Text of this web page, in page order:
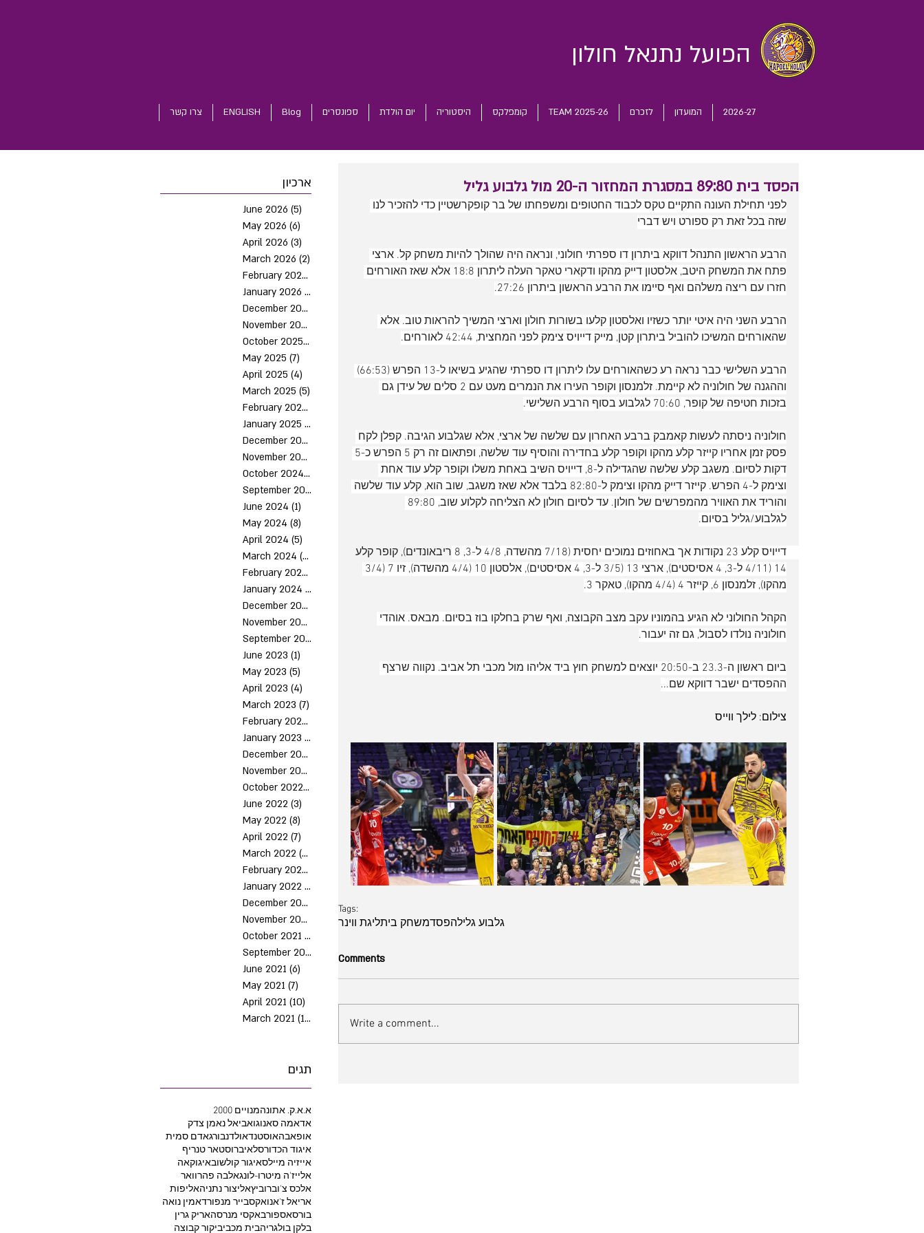
הפועל נתנאל חולון
2026-27 המועדון לזכרם TEAM 2025-26 קומפלקס היסטוריה יום הולדת ספונסרים Blog
ENGLISH צרו קשר
ארכיון
June 2026 (5)
May 2026 (6)
April 2026 (3)
March 2026 (2)
February 2026
January 2026 (5)
December 2025
November 2025
October 2025(6)
May 2025 (7)
April 2025 (4)
March 2025 (5)
February 2025
January 2025 (7)
December 2024
7 posts
November 2024
5 posts
October 2024(6)
September 2024
5 posts
June 2024 (1)
May 2024 (8)
April 2024 (5)
March 2024 (10)
February 2024
January 2024 (9)
December 2023
November 2023
September 2023
June 2023 (1)
May 2023 (5)
April 2023 (4)
March 2023 (7)
February 2023
January 2023 (7)
December 2022
7 posts
November 2022
3 posts
October 2022(7)
June 2022 (3)
May 2022 (8)
April 2022 (7)
March 2022 (10)
10 posts
February 2022
4 posts
January 2022 (6)
December 2021
8 posts
November 2021
5 posts
October 2021 (5)
September 2021
2 posts
June 2021 (6)
May 2021 (7)
April 2021 (10) 10 posts
March 2021 (10) 10 posts
תגים
2000 מנוייםא.א.ק. אתונה
אביאל נאמן צדקאדאמה סאנוגו
אדם סמיתאולדנבורגאוסטנדאופאבה
איברוסטאר טנריףאיגוד הכדורסל
איגוקאהאיגור קולשובאייזיה מיילס
אלבה פהרוואראלייז'ה מיטרו-לונג
אליפותאליצור נתניהאלכס צ'וברוביץ
אמין נואהאקסבייר מנפורדאריאל ז'אנו
אריק גריןבאקסי מנרסהבורסאספור
ביקור קבוצהבית מכביבלקן בולגריה
הפסד בית 89:80 במסגרת המחזור ה-20 מול גלבוע גליל
לפני תחילת העונה התקיים טקס לכבוד החטופים ומשפחתו של בר קופקרשטיין כדי להזכיר לנו
שזה בכל זאת רק ספורט ויש דברי
הרבע הראשון התנהל דווקא ביתרון דו ספרתי חולוני, ונראה היה שהולך להיות משחק קל. ארצי
פתח את המשחק היטב, אלסטון דייק מהקו ודקארי טאקר העלה ליתרון 18:8 אלא שאז האורחים
חזרו עם ריצה משלהם ואף סיימו את הרבע הראשון ביתרון 27:26.
הרבע השני היה איטי יותר כשזיו ואלסטון קלעו בשורות חולון וארצי המשיך להראות טוב. אלא
שהאורחים המשיכו להוביל ביתרון קטן, מייק דייויס צימק לפני המחצית, 42:44 לאורחים.
הרבע השלישי כבר נראה רע כשהאורחים עלו ליתרון דו ספרתי שהגיע בשיאו ל-13 הפרש (66:53)
וההגנה של חולוניה לא קיימת. זלמנסון וקופר העירו את הנמרים מעט עם 2 סלים של עידן גם
בזכות חטיפה של קופר, 70:60 לגלבוע בסוף הרבע השלישי.
חולוניה ניסתה לעשות קאמבק ברבע האחרון עם שלשה של ארצי, אלא שגלבוע הגיבה. קפלן לקח
דקות לסיום. משגב קלע שלשה שהגדילה ל-8, דייויס השיב באחת משלו וקופר קלע עוד אחת
וצימק ל-4 הפרש. קייזר דייק מהקו וצימק ל-82:80 בלבד אלא שאז משגב, שוב הוא, קלע עוד שלשה
לגלבוע/גליל בסיום.
דייויס קלע 23 נקודות אך באחוזים נמוכים יחסית (7/18 מהשדה, 4/8 ל-3, 8 ריבאונדים), קופר קלע
מהקו), זלמנסון 6, קייזר 4 (4/4 מהקו), טאקר 3.
הקהל החולוני לא הגיע בהמוניו עקב מצב הקבוצה, ואף שרק בחלקו בוז בסיום. מבאס. אוהדי
חולוניה נולדו לסבול, גם זה יעבור.
ביום ראשון ה-23.3 ב-20:50 יוצאים למשחק חוץ ביד אליהו מול מכבי תל אביב. נקווה שרצף
ההפסדים ישבר דווקא שם...
צילום: לילך ווייס
Tags:
ליגת ווינרמשחק ביתהפסדגלבוע גליל
Comments
Write a comment...